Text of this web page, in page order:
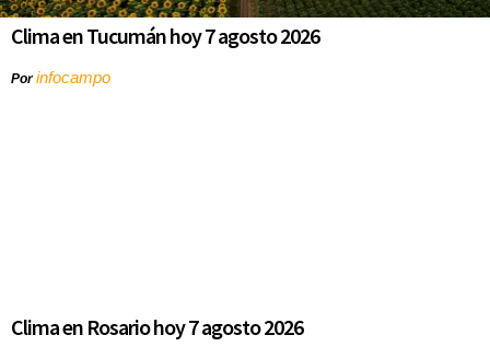
Clima en Tucumán hoy 7 agosto 2026
Porinfocampo
Clima en Rosario hoy 7 agosto 2026